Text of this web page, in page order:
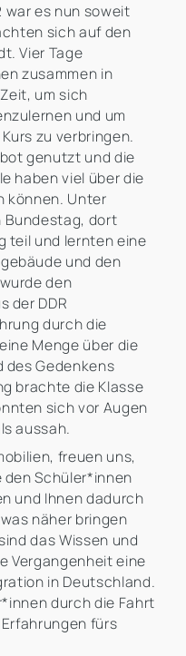
war es nun soweit
sich auf den
Vier Tage
zusammen in
um sich
und um
zu verbringen.
genutzt und die
haben viel über die
können. Unter
Bundestag, dort
teil und lernten eine
und den
den
der DDR
durch die
Menge über die
des Gedenkens
brachte die Klasse
sich vor Augen
aussah.
freuen uns,
den Schüler*innen
und Ihnen dadurch
näher bringen
das Wissen und
Vergangenheit eine
in Deutschland.
durch die Fahrt
fürs